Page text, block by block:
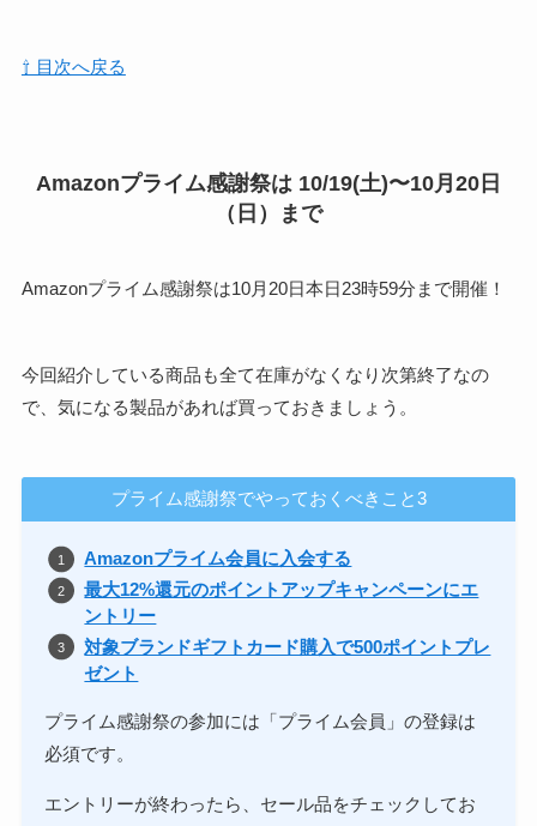
⇧ 目次へ戻る
Amazonプライム感謝祭は 10/19(土)〜10月20日
（日）まで
Amazonプライム感謝祭は10月20日本日23時59分まで開催！
今回紹介している商品も全て在庫がなくなり次第終了なの
で、気になる製品があれば買っておきましょう。
プライム感謝祭でやっておくべきこと3
Amazonプライム会員に入会する
最大12%還元のポイントアップキャンペーンにエ
ントリー
対象ブランドギフトカード購入で500ポイントプレ
ゼント
プライム感謝祭の参加には「プライム会員」の登録は
必須です。
エントリーが終わったら、セール品をチェックしてお